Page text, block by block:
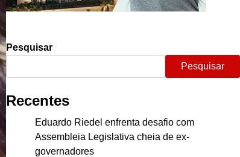
Pesquisar
Pesquisar
Recentes
Eduardo Riedel enfrenta desafio com
Assembleia Legislativa cheia de ex-
governadores